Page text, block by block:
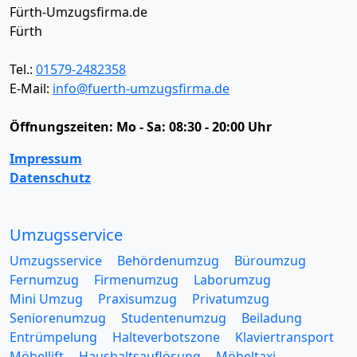
Fürth-Umzugsfirma.de
Fürth
Tel.: 01579-2482358
E-Mail: info@fuerth-umzugsfirma.de
Öffnungszeiten: Mo - Sa: 08:30 - 20:00 Uhr
Impressum
Datenschutz
Umzugsservice
Umzugsservice Behördenumzug
Büroumzug
Fernumzug
Firmenumzug
Laborumzug
Mini Umzug
Praxisumzug
Privatumzug
Seniorenumzug
Studentenumzug
Beiladung
Entrümpelung
Halteverbotszone
Klaviertransport